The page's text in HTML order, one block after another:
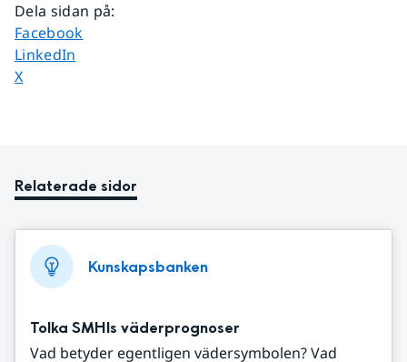
Dela sidan på:
Dela sidan på
Facebook
Dela sidan på
LinkedIn
Dela sidan på
X
Relaterade sidor
Kunskapsbanken
Tolka SMHIs väderprognoser
Vad betyder egentligen vädersymbolen? Vad